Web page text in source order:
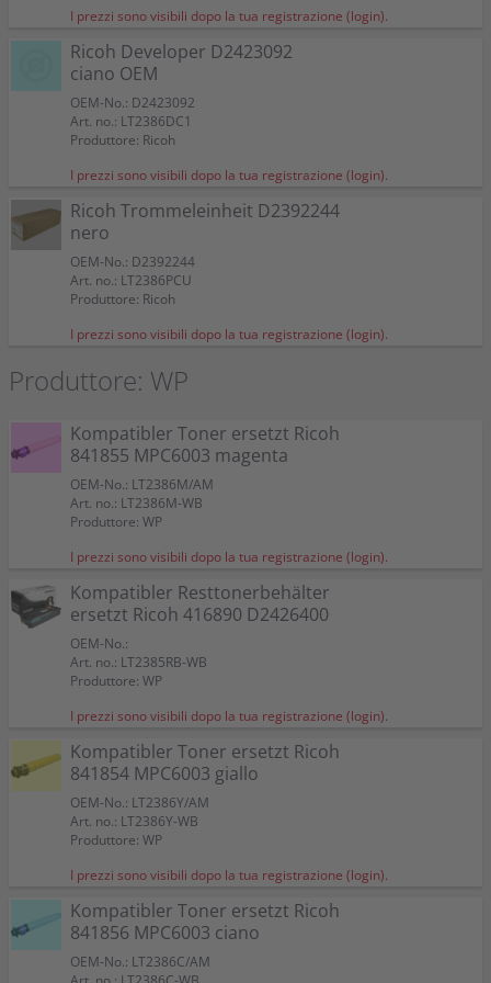
I prezzi sono visibili dopo la tua registrazione (login).
Ricoh Developer D2423092
ciano OEM
OEM-No.: D2423092
Art. no.: LT2386DC1
Produttore: Ricoh
I prezzi sono visibili dopo la tua registrazione (login).
Ricoh Trommeleinheit D2392244
nero
OEM-No.: D2392244
Art. no.: LT2386PCU
Produttore: Ricoh
I prezzi sono visibili dopo la tua registrazione (login).
Produttore: WP
Kompatibler Toner ersetzt Ricoh
841855 MPC6003 magenta
OEM-No.: LT2386M/AM
Art. no.: LT2386M-WB
Produttore: WP
I prezzi sono visibili dopo la tua registrazione (login).
Kompatibler Resttonerbehälter
ersetzt Ricoh 416890 D2426400
OEM-No.:
Art. no.: LT2385RB-WB
Produttore: WP
I prezzi sono visibili dopo la tua registrazione (login).
Kompatibler Toner ersetzt Ricoh
841854 MPC6003 giallo
OEM-No.: LT2386Y/AM
Art. no.: LT2386Y-WB
Produttore: WP
I prezzi sono visibili dopo la tua registrazione (login).
Kompatibler Toner ersetzt Ricoh
841856 MPC6003 ciano
OEM-No.: LT2386C/AM